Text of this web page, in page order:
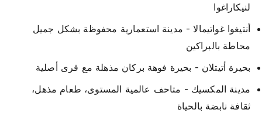
لنيكاراغوا
أنتيغوا غواتيمالا - مدينة استعمارية محفوظة بشكل جميل
محاطة بالبراكين
بحيرة أتيتلان - بحيرة فوهة بركان مذهلة مع قرى أصلية
مدينة المكسيك - متاحف عالمية المستوى، طعام مذهل،
ثقافة نابضة بالحياة